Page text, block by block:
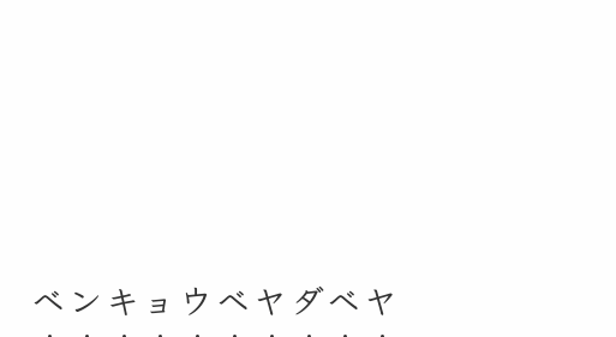
ベンキョウベヤダベヤ